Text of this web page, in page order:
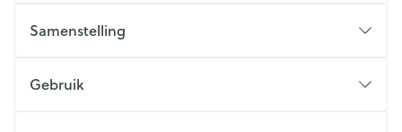
Samenstelling
Gebruik